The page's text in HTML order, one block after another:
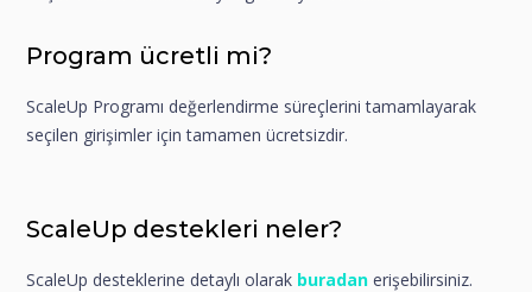
Program ücretli mi?
ScaleUp Programı değerlendirme süreçlerini tamamlayarak
seçilen girişimler için tamamen ücretsizdir.
ScaleUp destekleri neler?
ScaleUp desteklerine detaylı olarak buradan erişebilirsiniz.